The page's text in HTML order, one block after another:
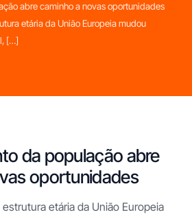
abre caminho a novas oportunidades
etária da União Europeia mudou
[…]
da população abre
oportunidades
etária da União Europeia